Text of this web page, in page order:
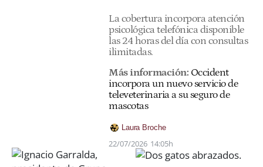
La cobertura incorpora atención
psicológica telefónica disponible
las 24 horas del día con consultas
ilimitadas.
Más información: Occident
incorpora un nuevo servicio de
televeterinaria a su seguro de
mascotas
Laura Broche
22/07/2026 14:05h